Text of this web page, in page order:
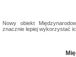
Nowy obiekt
znacznie lepiej wykorzystać